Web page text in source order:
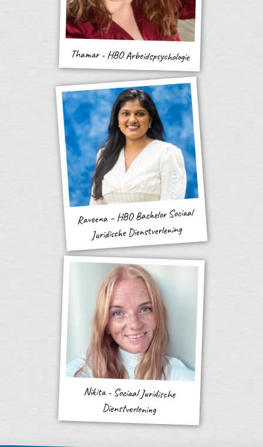
Thamar - HBO Arbeidspsychologie
Raveena – HBO Bachelor Sociaal
Juridische Dienstverlening
Nikita - Sociaal Juridische
Dienstverlening